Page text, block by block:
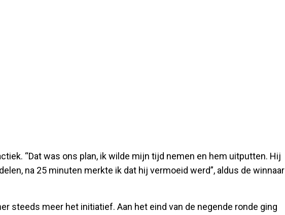
“Dat was ons plan, ik wilde mijn tijd nemen en hem uitputten. Hij
na 25 minuten merkte ik dat hij vermoeid werd”, aldus de winnaar
steeds meer het initiatief. Aan het eind van de negende ronde ging